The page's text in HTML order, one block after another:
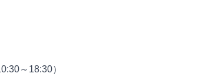
～18:30）